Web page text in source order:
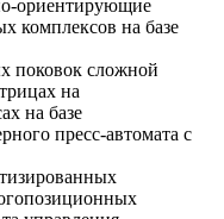
ориентирующие
комплексов на базе
поковок сложной
на
на базе
пресс-автомата с